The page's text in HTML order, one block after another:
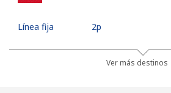
Línea fija ⁦2p⁩
Ver más destinos